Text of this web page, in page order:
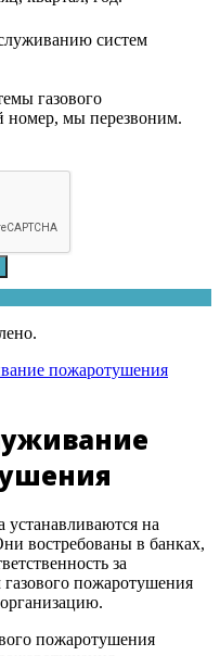
систем
газового
номер, мы перезвоним.
пожаротушения
на
востребованы в банках,
за
пожаротушения